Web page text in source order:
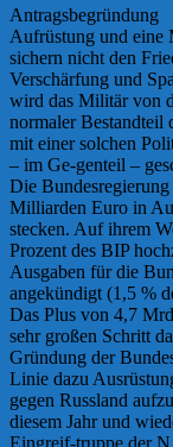
Antragsbegründung
Aufrüstung und eine
sichern nicht den
Verschärfung und
wird das Militär von
normaler Bestandteil
mit einer solchen
– im Ge-genteil –
Die
Milliarden Euro in
stecken. Auf ihrem
Prozent des BIP
Ausgaben für die
angekündigt (1,5 %
Das Plus von 4,7
sehr großen Schritt
Gründung der
Linie dazu
gegen Russland
diesem Jahr und